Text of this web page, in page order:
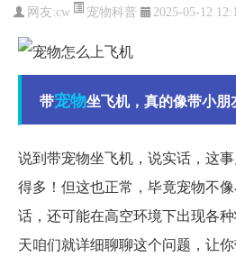
网友:cw 宠物科普 2025-05-12
带宠物坐飞机，真的像带小朋
说到带宠物坐飞机，说实话，这
得多！但这也正常，毕竟宠物不
话，还可能在高空环境下出现各
天咱们就详细聊聊这个问题，让